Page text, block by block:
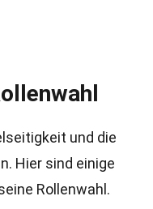
und die
Hier sind einige
Rollenwahl.